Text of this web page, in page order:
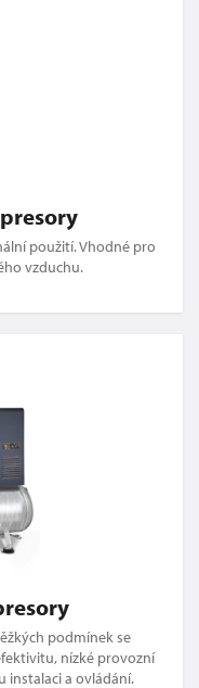
použití. Vhodné pro
vzduchu.
podmínek se
nízké provozní
instalaci a ovládání.